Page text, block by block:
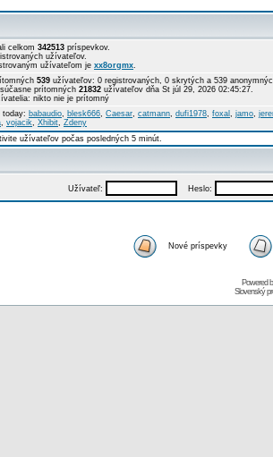
celkom 342513 príspevkov.
užívateľov.
užívateľom je xx8orgmx.
539 užívateľov: 0 registrovaných, 0 skrytých a 539
prítomných 21832 užívateľov dňa St júl 29, 2026 02:45:27.
nikto nie je prítomný
today: babaudio, blesk666, Caesar, catmann, dufi1978, foxal , jamo,
, vojacik, Xhibit, Zdeny
užívateľov počas posledných 5 minút.
Užívateľ: Heslo:
Nové príspevky
Powered
Slovenský